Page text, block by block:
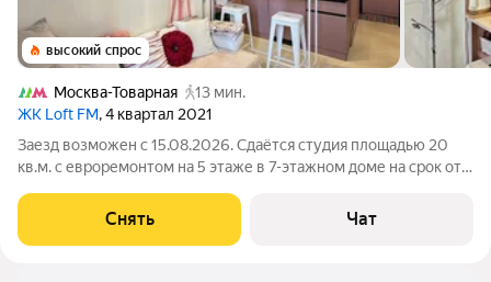
высокий спрос
Москва-Товарная
13 мин.
ЖК Loft FM, 4 квартал 2021
Заезд возможен с 15.08.2026. Сдаётся студия площадью 20
кв.м. с евроремонтом на 5 этаже в 7-этажном доме на срок от
Стиральная машина Сушильная машина Холодильник
Снять Чат